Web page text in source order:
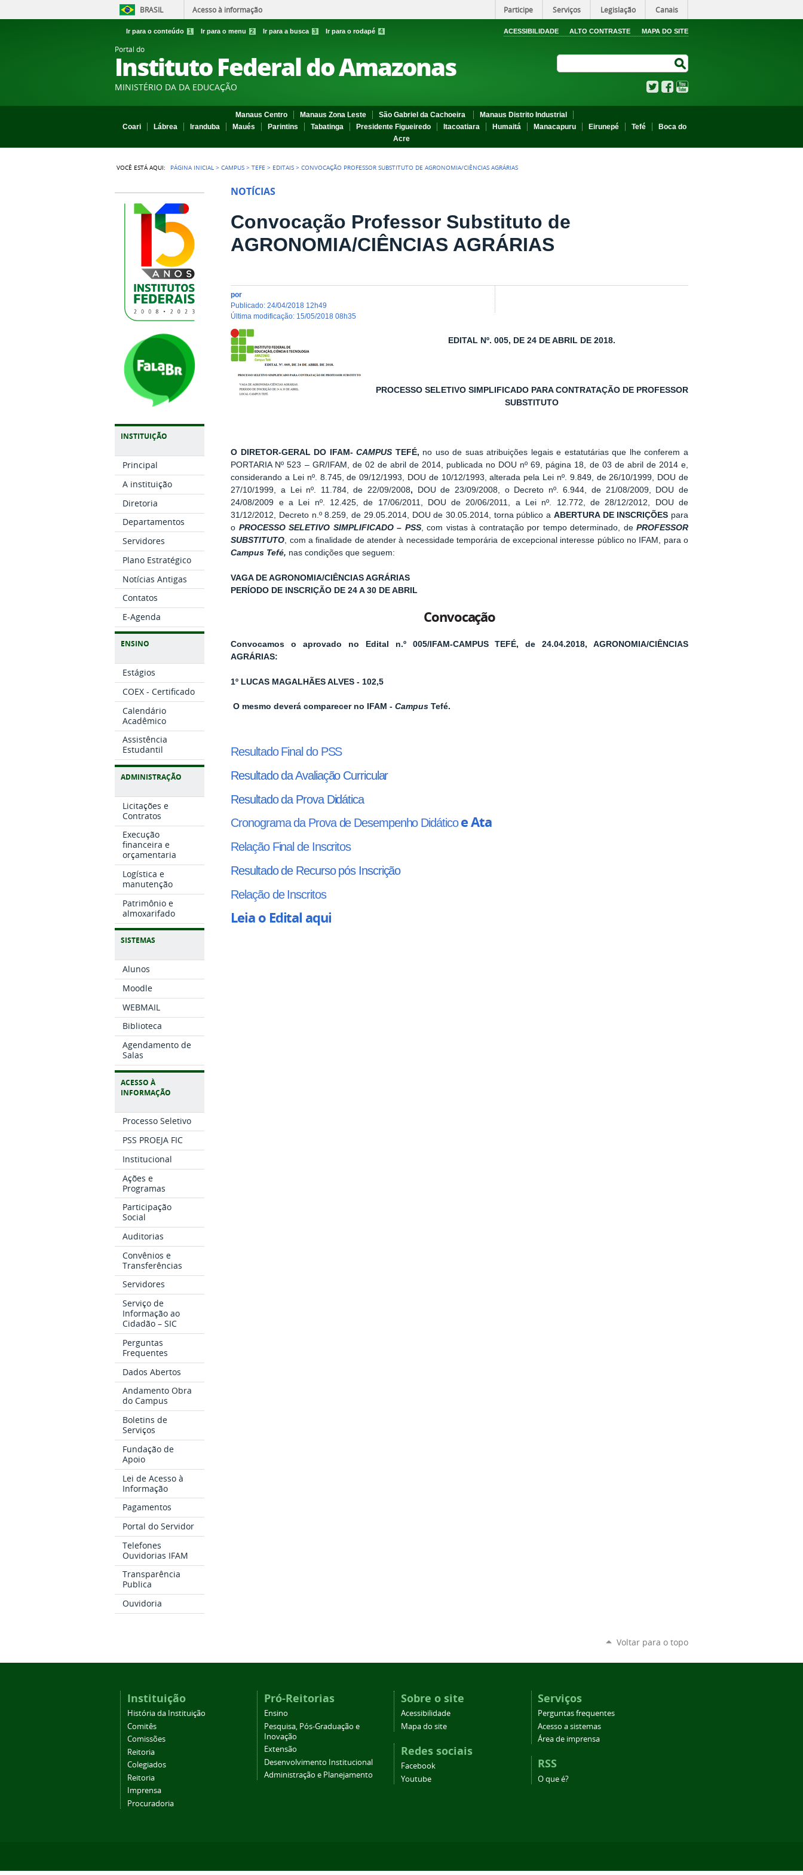
BRASIL Acesso à informação Participe Serviços Legislação Canais
Ir para o conteúdo 1 Ir para o menu 2 Ir para a busca 3 Ir para o rodapé 4 ACESSIBILIDADE ALTO CONTRASTE MAPA DO SITE
Portal do
Instituto Federal do Amazonas
MINISTÉRIO DA DA EDUCAÇÃO TwitterFacebook
Manaus Centro Manaus Zona Leste São Gabriel da Cachoeira
Manaus Distrito Industrial
Coari
Lábrea Iranduba Maués Parintins Tabatinga Presidente Figueiredo Itacoatiara Humaitá Manacapuru Eirunepé Tefé
Boca do
Acre
VOCÊ ESTÁ AQUI: PÁGINA INICIAL >CAMPUS >TEFE > EDITAIS >CONVOCAÇÃO PROFESSOR SUBSTITUTO DE AGRONOMIA/CIÊNCIAS AGRÁRIAS
INSTITUIÇÃO
Principal
A instituição
Diretoria
Departamentos
Servidores
Plano Estratégico
Notícias Antigas
Contatos
E-Agenda
ENSINO
Estágios
COEX - Certificado
Calendário
Acadêmico
Assistência
Estudantil
ADMINISTRAÇÃO
Licitações e
Contratos
Execução
financeira e
orçamentaria
Logística e
manutenção
Patrimônio e
almoxarifado
SISTEMAS
Alunos
Moodle
WEBMAIL
Biblioteca
Agendamento de
Salas
ACESSO À
INFORMAÇÃO
Processo Seletivo
PSS PROEJA FIC
Institucional
Ações e
Programas
Participação
Social
Auditorias
Convênios e
Transferências
Servidores
Serviço de
Informação ao
Cidadão – SIC
Perguntas
Frequentes
Dados Abertos
Andamento Obra
do Campus
Boletins de
Serviços
Fundação de
Apoio
Lei de Acesso à
Informação
Pagamentos
Portal do Servidor
Telefones
Ouvidorias IFAM
Transparência
Publica
Ouvidoria
NOTÍCIAS
Convocação Professor Substituto de
AGRONOMIA/CIÊNCIAS AGRÁRIAS
por
publicado:24/04/2018 12h49
última modificação: 15/05/2018 08h35
EDITAL Nº. 005, DE 24 DE ABRIL DE 2018.
PROCESSO SELETIVO SIMPLIFICADO PARA CONTRATAÇÃO DE PROFESSOR
SUBSTITUTO
O DIRETOR-GERAL DO IFAM-CAMPUS TEFÉ, no uso de suas atribuições legais e estatutárias que lhe conferem a
PORTARIA Nº 523 – GR/IFAM, de 02 de abril de 2014, publicada no DOU nº 69, página 18, de 03 de abril de 2014 e,
considerando a Lei nº. 8.745, de 09/12/1993, DOU de 10/12/1993, alterada pela Lei nº. 9.849, de 26/10/1999, DOU de
27/10/1999, a Lei nº. 11.784, de 22/09/2008,
DOU de 23/09/2008, o Decreto nº. 6.944, de 21/08/2009, DOU de
24/08/2009 e a Lei nº. 12.425, de 17/06/2011, DOU de 20/06/2011, a Lei nº. 12.772, de 28/12/2012, DOU de
31/12/2012, Decreto n.º 8.259, de 29.05.2014, DOU de 30.05.2014, torna público a ABERTURA DE INSCRIÇÕES para
o PROCESSO SELETIVO SIMPLIFICADO – PSS, com vistas à contratação por tempo determinado, de PROFESSOR
SUBSTITUTO, com a finalidade de atender à necessidade temporária de excepcional interesse público no IFAM, para o
Campus Tefé, nas condições que seguem:
VAGA DE AGRONOMIA/CIÊNCIAS AGRÁRIAS
PERÍODO DE INSCRIÇÃO DE 24 A 30 DE ABRIL
Convocação
Convocamos o aprovado no Edital n.º 005/IFAM-CAMPUS TEFÉ, de 24.04.2018, AGRONOMIA/CIÊNCIAS
AGRÁRIAS:
1º LUCAS MAGALHÃES ALVES - 102,5
O mesmo deverá comparecer no IFAM - Campus Tefé.
Resultado Final do PSS
Resultado da Avaliação Curricular
Resultado da Prova Didática
Cronograma da Prova de Desempenho Didáticoe Ata
Relação Final de Inscritos
Resultado de Recurso pós Inscrição
Relação de Inscritos
Leia o Edital aqui
Voltar para o topo
Instituição
História da Instituição
Comitês
Comissões
Reitoria
Colegiados
Reitoria
Imprensa
Procuradoria
Pró-Reitorias
Ensino
Pesquisa, Pós-Graduação e
Inovação
Extensão
Desenvolvimento Institucional
Administração e Planejamento
Sobre o site
Acessibilidade
Mapa do site
Redes sociais
Facebook
Youtube
Serviços
Perguntas frequentes
Acesso a sistemas
Área de imprensa
RSS
O que é?